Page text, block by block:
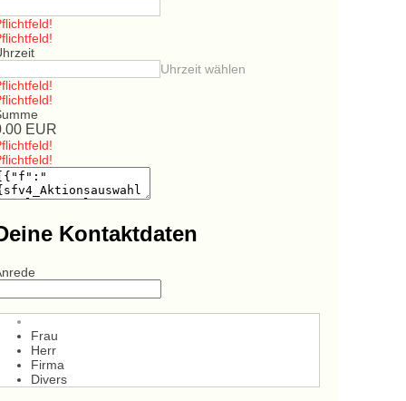
Uhrzeit wählen
EUR
Kontaktdaten
Frau
Herr
Firma
Divers